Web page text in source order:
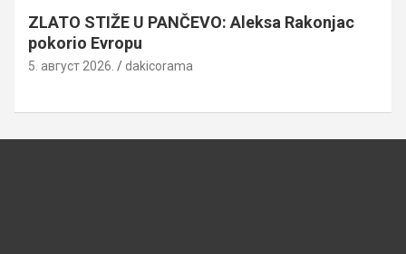
ZLATO STIŽE U PANČEVO: Aleksa Rakonjac
pokorio Evropu
5. август 2026. dakicorama